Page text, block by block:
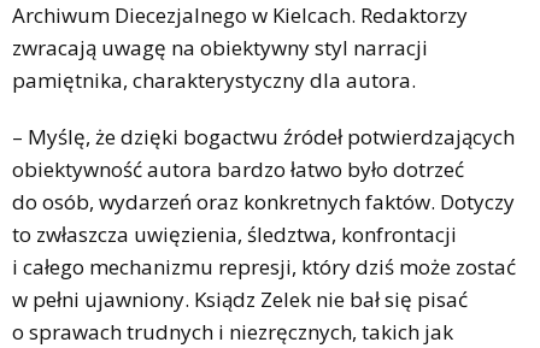
Archiwum Diecezjalnego w Kielcach. Redaktorzy
zwracają uwagę na obiektywny styl narracji
pamiętnika, charakterystyczny dla autora.
– Myślę, że dzięki bogactwu źródeł potwierdzających
obiektywność autora bardzo łatwo było dotrzeć
do osób, wydarzeń oraz konkretnych faktów. Dotyczy
to zwłaszcza uwięzienia, śledztwa, konfrontacji
i całego mechanizmu represji, który dziś może zostać
w pełni ujawniony. Ksiądz Zelek nie bał się pisać
o sprawach trudnych i niezręcznych, takich jak